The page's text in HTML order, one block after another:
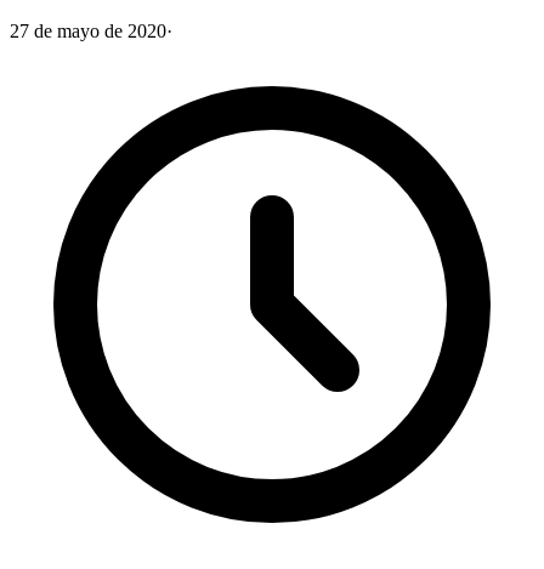
27 de mayo de 2020·